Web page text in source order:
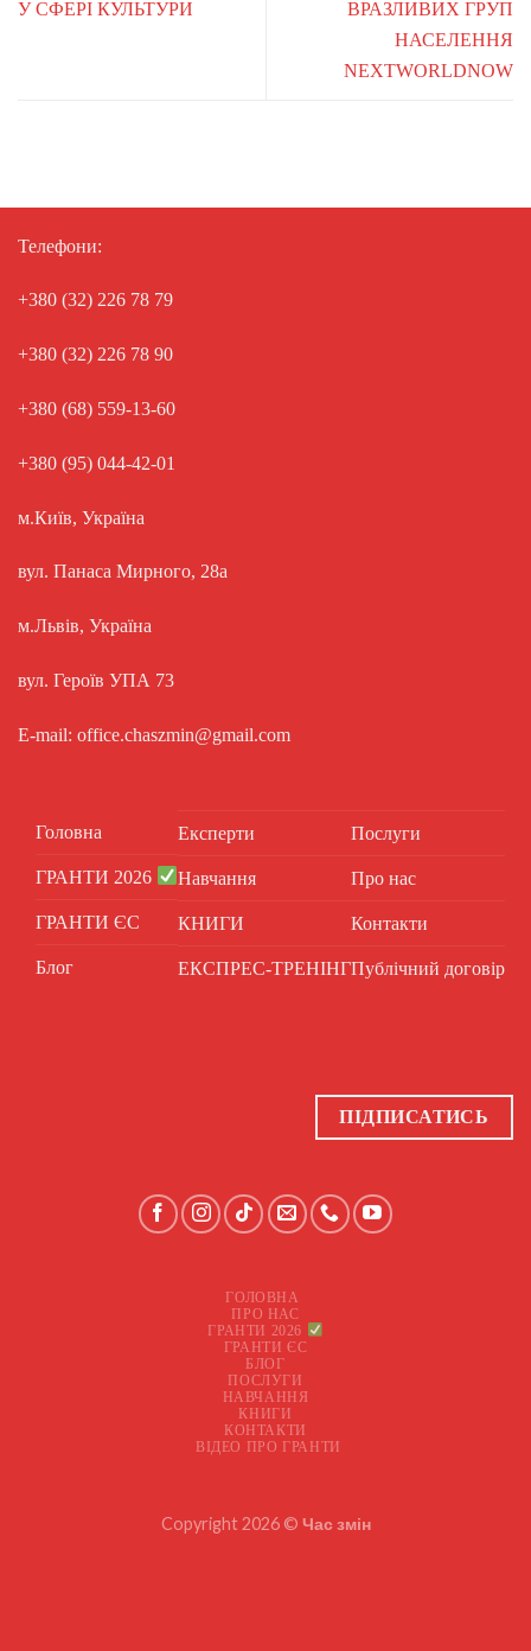
У СФЕРІ КУЛЬТУРИ
ВРАЗЛИВИХ ГРУП
НАСЕЛЕННЯ
NEXTWORLDNOW
Телефони:
+380 (32) 226 78 79
+380 (32) 226 78 90
+380 (68) 559-13-60
+380 (95) 044-42-01
м.Київ, Україна
вул. Панаса Мирного, 28а
м.Львів, Україна
вул. Героїв УПА 73
E-mail: office.chaszmin@gmail.com
Головна
ГРАНТИ 2026
ГРАНТИ ЄС
Блог
Експерти
Навчання
КНИГИ
ЕКСПРЕС-ТРЕНІНГ
Послуги
Про нас
Контакти
Публічний договір
ПІДПИСАТИСЬ
ГОЛОВНА
ПРО НАС
ГРАНТИ 2026
ГРАНТИ ЄС
БЛОГ
ПОСЛУГИ
НАВЧАННЯ
КНИГИ
КОНТАКТИ
ВІДЕО ПРО ГРАНТИ
Copyright 2026 © Час змін